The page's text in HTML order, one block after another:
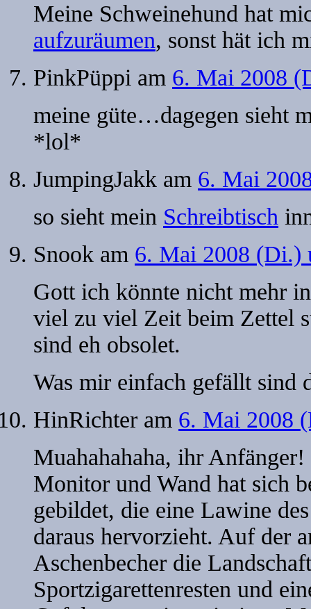
Meine Schweinehund hat
aufzuräumen, sonst hät ich
PinkPüppi am 6. Mai 2008
meine güte…dagegen sieht
*lol*
JumpingJakk am 6. Mai
so sieht mein Schreibtisch
Snook am 6. Mai 2008 (Di.)
Gott ich könnte nicht mehr
viel zu viel Zeit beim Zettel
sind eh obsolet.
Was mir einfach gefällt sind
HinRichter am 6. Mai 2008
Muahahahaha, ihr
Monitor und Wand hat sich
gebildet, die eine Lawine
daraus hervorzieht. Auf der
Aschenbecher die
Sportzigarettenresten und